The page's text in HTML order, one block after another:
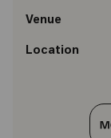
Venue
Location